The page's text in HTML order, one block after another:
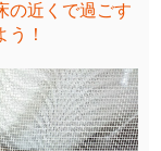
の近くで過ごす
！